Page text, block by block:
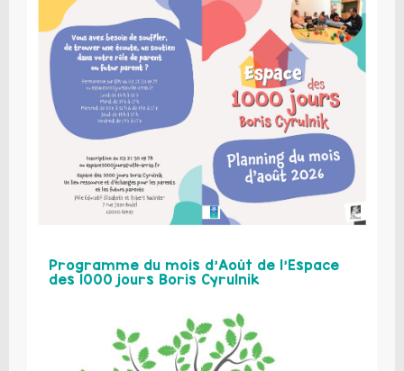
Programme du mois d’Août de l’Espace
des 1000 jours Boris Cyrulnik